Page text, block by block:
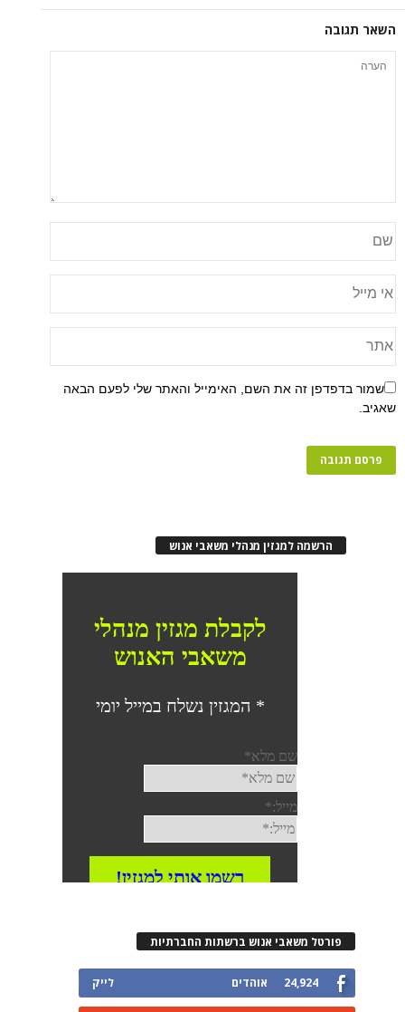
השאר תגובה
שמור בדפדפן זה את השם, האימייל והאתר שלי לפעם הבאה
שאגיב.
הרשמה למגזין מנהלי משאבי אנוש
פורטל משאבי אנוש ברשתות החברתיות
24,924 אוהדים לייק